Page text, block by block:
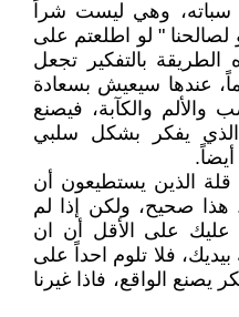
وهي ليست شراً
لصالحنا " لو اطلعتم على
الطريقة بالتفكير تجعل
عندها سيعيش بسعادة
والألم والكآبة، فيصنع
الذي يفكر بشكل سلبي
الذين يستطيعون أن
هذا صحيح، ولكن إذا لم
عليك على الأقل أن ان
فلا تلوم احداً على
يصنع الواقع، فاذا غيرنا